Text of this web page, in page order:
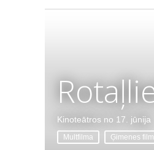
Kinoteātros no 17. jūnija
Multfilma Ģimenes